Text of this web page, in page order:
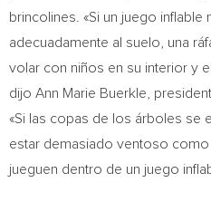
brincolines. «Si un juego inflable
adecuadamente al suelo, una
volar con niños en su interior y
dijo Ann Marie Buerkle ,
«Si las copas de los árboles se
estar demasiado ventoso
jueguen dentro de un juego